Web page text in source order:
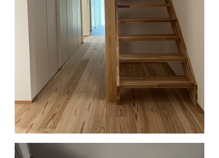
換気装置
第一種熱交換型 ジェイベッ
再生可能エ
ネルギー
PV5.1KW
その他
階間エアコン、壁掛けエアコ
ン